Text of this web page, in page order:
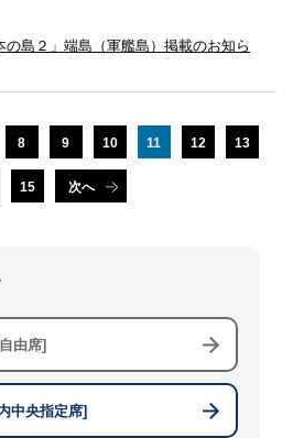
島２」端島（軍艦島）掲載のお知ら
8 9 10 11 12 13
15 次へ
由席]
中央指定席]